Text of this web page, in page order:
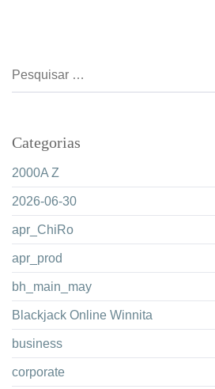
Categorias
2000A Z
2026-06-30
apr_ChiRo
apr_prod
bh_main_may
Blackjack Online Winnita
business
corporate